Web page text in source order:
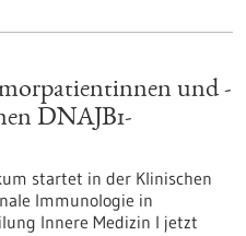
und -
DNAJB1-
startet in der Klinischen
Immunologie in
Innere Medizin I jetzt